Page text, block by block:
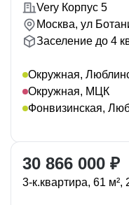
Very Корпус 5
Москва, ул
Заселение до 4
Окружная,
Окружная, МЦК
Фонвизинская,
30 866 000 ₽
3-к.квартира, 61 м²,